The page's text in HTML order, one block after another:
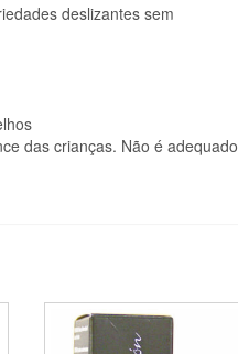
deslizantes sem
das crianças. Não é adequado